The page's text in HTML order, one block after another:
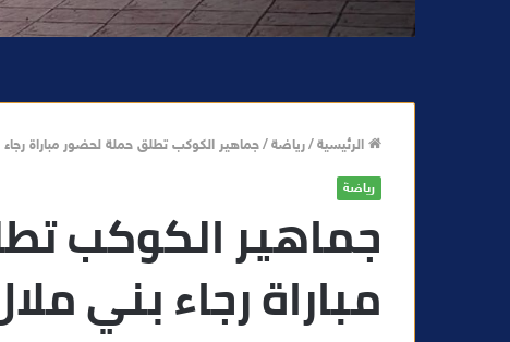
الرئيسية/رياضة/جماهير الكوكب تطلق حملة لحضور مباراة رجاء
رياضة
جماهير الكوكب
مباراة رجاء بني